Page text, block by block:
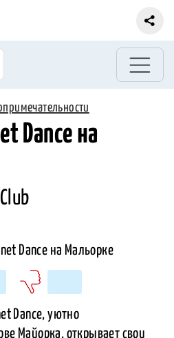
Dance на
Dance, уютно
Майорка, открывает свои